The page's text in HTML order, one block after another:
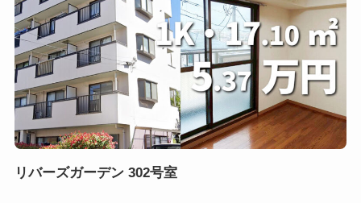
リバーズガーデン 302号室